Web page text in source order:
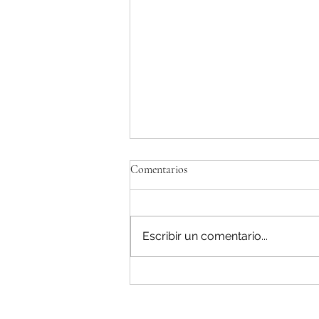
Comentarios
Escribir un comentario...